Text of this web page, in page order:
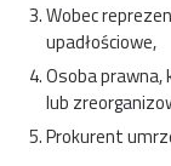
Wobec
upadłościowe,
Osoba
lub
Prokurent